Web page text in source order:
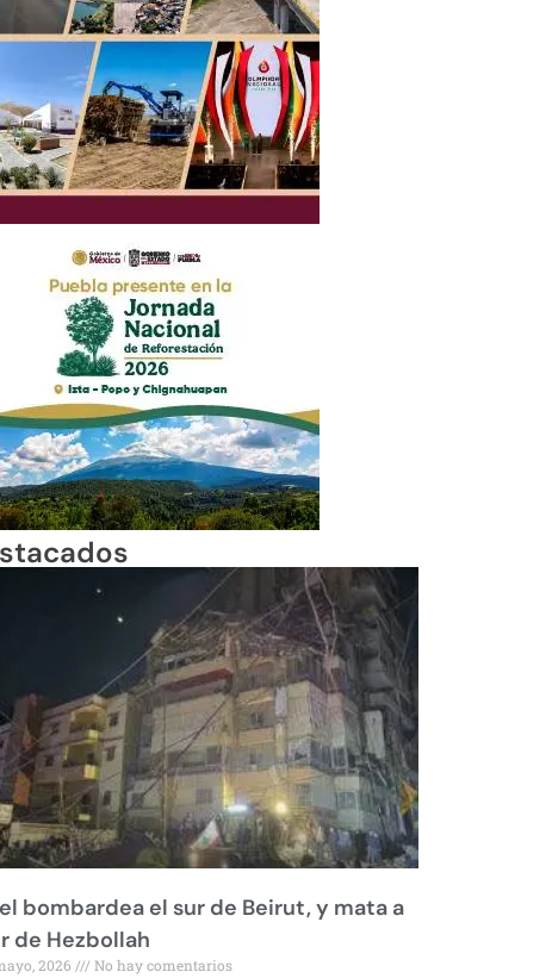
bombardea el sur de Beirut, y mata a
de Hezbollah
2026 No hay comentarios